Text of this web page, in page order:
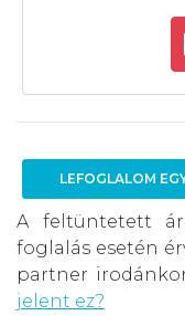
LEFOGLALOM
A feltüntetett ár
foglalás esetén
partner
jelent ez?